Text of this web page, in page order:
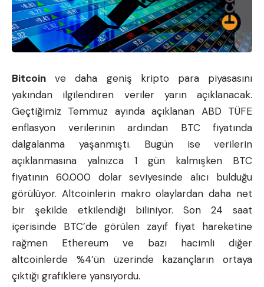
Bitcoin ve daha geniş kripto parapiyasasını
yakından ilgilendiren veriler yarın açıklanacak.
Geçtiğimiz Temmuz ayında açıklanan ABD TÜFE
enflasyon verilerinin ardından BTC fiyatında
dalgalanma yaşanmıştı. Bugün ise verilerin
açıklanmasına yalnızca 1 gün kalmışken BTC
fiyatının 60.000 dolar seviyesinde alıcı bulduğu
görülüyor. Altcoinlerin makro olaylardan daha net
bir şekilde etkilendiği biliniyor. Son 24 saat
içerisinde BTC’de görülen zayıf fiyat hareketine
rağmen Ethereum ve bazı hacimli diğer
altcoinlerde %4’ün üzerinde kazançların ortaya
çıktığı grafiklere yansıyordu.